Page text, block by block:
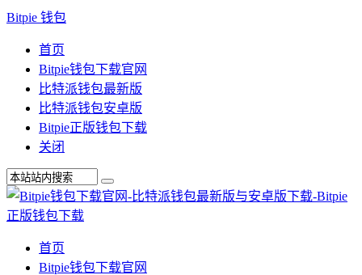
Bitpie 钱包
首页
Bitpie钱包下载官网
比特派钱包最新版
比特派钱包安卓版
Bitpie正版钱包下载
关闭
首页
Bitpie钱包下载官网